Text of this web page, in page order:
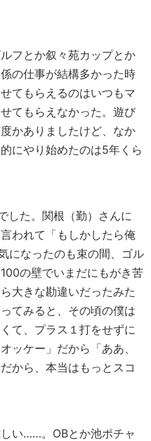
フとか叙々苑カップとか
の仕事が結構多かった時
てもらえるのはいつもマ
てもらえなかった。遊び
かありましたけど、なか
にやり始めたのは5年くら
した。関根（勤）さんに
われて「もしかしたら俺
になったのも束の間、ゴル
の壁でいまだにもがき苦
大きな勘違いだったみた
てみると、その頃の僕は
て、プラス１打をせずに
ッケー」だから「ああ、
から、本当はもっとスコ
い……。OBとか池ポチャ